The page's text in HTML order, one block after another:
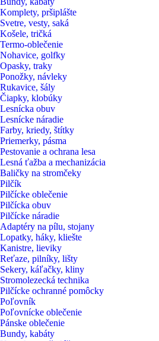
Komplety, pršiplášte
Svetre, vesty, saká
Košele, tričká
Termo-oblečenie
Nohavice, golfky
Opasky, traky
Ponožky, návleky
Rukavice, šály
Čiapky, klobúky
Lesnícka obuv
Lesnícke náradie
Farby, kriedy, štítky
Priemerky, pásma
Pestovanie a ochrana lesa
Lesná ťažba a mechanizácia
Baličky na stromčeky
Pilčík
Pilčícke oblečenie
Pilčícka obuv
Pilčícke náradie
Adaptéry na pílu, stojany
Lopatky, háky, kliešte
Kanistre, lieviky
Reťaze, pilníky, lišty
Sekery, káľačky, kliny
Stromolezecká technika
Pilčícke ochranné pomôcky
Poľovník
Poľovnícke oblečenie
Pánske oblečenie
Bundy, kabáty